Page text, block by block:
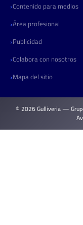
Contenido para medios
Área profesional
Publicidad
Colabora con nosotros
Mapa del sitio
© 2026 Gulliveria —